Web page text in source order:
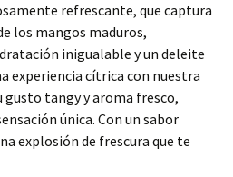
refrescante, que captura
los mangos maduros,
inigualable y un deleite
experiencia cítrica con nuestra
gusto tangy y aroma fresco,
única. Con un sabor
explosión de frescura que te